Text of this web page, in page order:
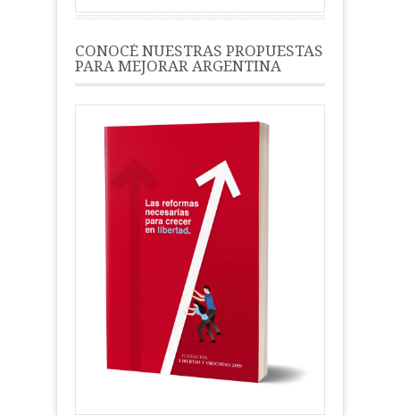
CONOCÉ NUESTRAS PROPUESTAS
PARA MEJORAR ARGENTINA